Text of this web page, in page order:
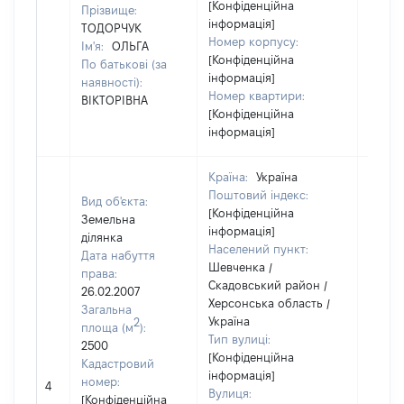
Прізвище:
ТОДОРЧУК
Ім'я:
ОЛЬГА
По батькові (за
наявності):
ВІКТОРІВНА
[Конфіденційна
інформація]
Номер корпусу:
[Конфіденційна
інформація]
Номер квартири:
[Конфіденційна
інформація]
4
Вид об'єкта:
Земельна
ділянка
Дата набуття
права:
26.02.2007
Загальна
площа (м2):
2500
Кадастровий
номер:
[Конфіденційна
Країна:
Україна
Поштовий індекс:
[Конфіденційна
інформація]
Населений пункт:
Шевченка /
Скадовський район /
Херсонська область /
Україна
Тип вулиці:
[Конфіденційна
інформація]
Вулиця: